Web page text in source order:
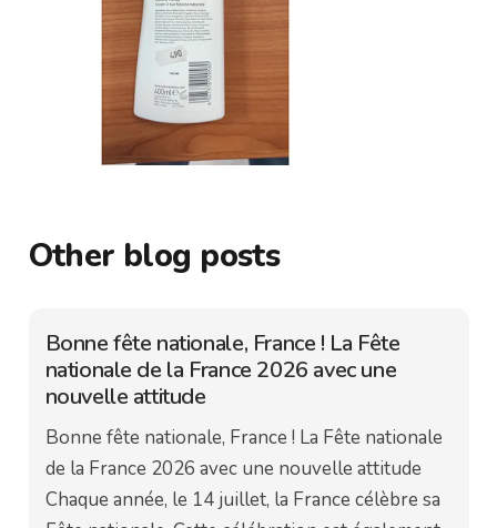
Other blog posts
Bonne fête nationale, France ! La Fête
nationale de la France 2026 avec une
nouvelle attitude
Bonne fête nationale, France ! La Fête nationale
de la France 2026 avec une nouvelle attitude
Chaque année, le 14 juillet, la France célèbre sa